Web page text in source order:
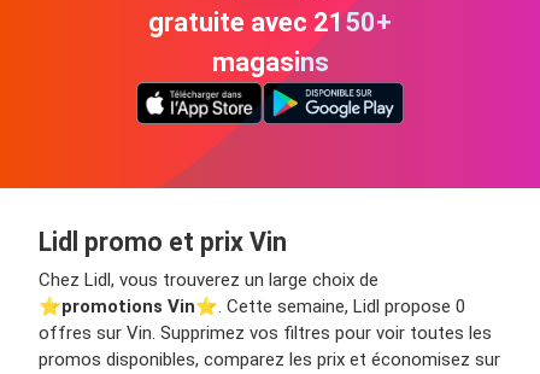
gratuite avec 2150+
magasins
Lidl promo et prix Vin
Chez Lidl, vous trouverez un large choix de
⭐️promotions Vin⭐️. Cette semaine, Lidl propose 0
offres sur Vin. Supprimez vos filtres pour voir toutes les
promos disponibles, comparez les prix et économisez sur